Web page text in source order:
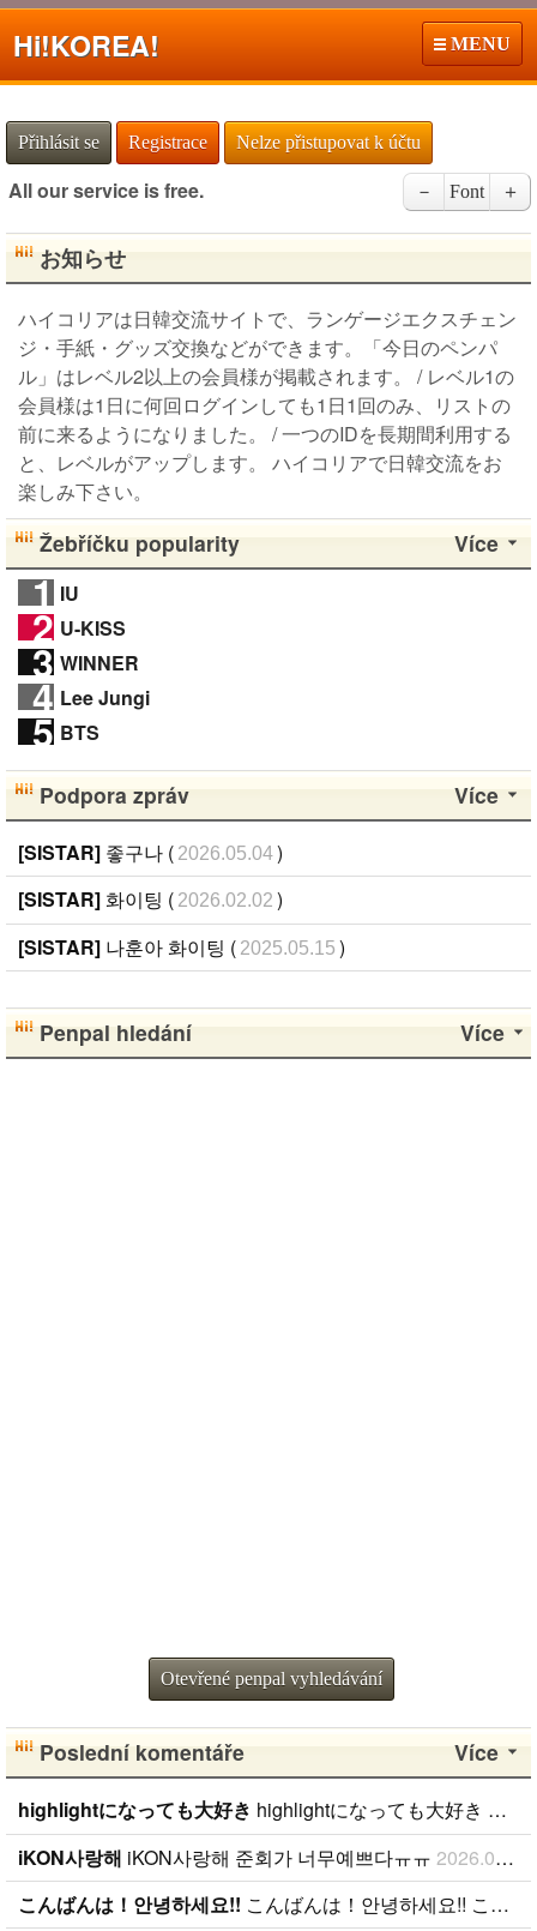
Hi!KOREA! MENU
Přihlásit se Registrace Nelze přistupovat k účtu
All our service is free. － Font ＋
お知らせ
ハイコリアは日韓交流サイトで、ランゲージエクスチェン
ジ・手紙・グッズ交換などができます。「今日のペンパ
ル」はレベル2以上の会員様が掲載されます。 / レベル1の
会員様は1日に何回ログインしても1日1回のみ、リストの
前に来るようになりました。 / 一つのIDを長期間利用する
と、レベルがアップします。 ハイコリアで日韓交流をお
楽しみ下さい。
Více
Žebříčku popularity
1 IU
2 U-KISS
3 WINNER
4 Lee Jungi
5 BTS
Více
Podpora zpráv
[SISTAR] 좋구나 ( 2026.05.04)
[SISTAR] 화이팅 ( 2026.02.02 )
[SISTAR] 나훈아 화이팅 ( 2025.05.15 )
Více
Penpal hledání
Otevřené penpal vyhledávání
Více
Poslední komentáře
highlightになっても大好き highlightになっても大好き ファンになったのが、遅かったからいろんな情報が欲しいです。 highlightになっても好きな気持ちは変わりません。 メンバー全員が大好きですが、一番大好きなのはジュンヒョンです。 彼らのことたくさん知りたいです。
iKON사랑해 iKON사랑해 준회가 너무예쁘다ㅠㅠ 2026.01.09
こんばんは！안녕하세요!! こんばんは！안녕하세요!! こんばんは！ 日本BANAです( ˆoˆ )/ 性別、年齢、国籍関係なく BANAと仲良くしたいです！！ ちなみに、94lineゴンチャンぺんです！ コメント、メール待ってます( ˆoˆ )/안녕하세요!